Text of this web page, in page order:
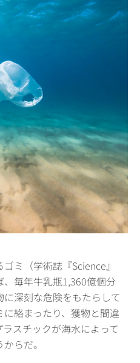
ミ（学術誌『Science』
、毎年牛乳瓶1,360億個分
深刻な危険をもたらして
絡まったり、獲物と間違
スチックが海水によって
らだ。